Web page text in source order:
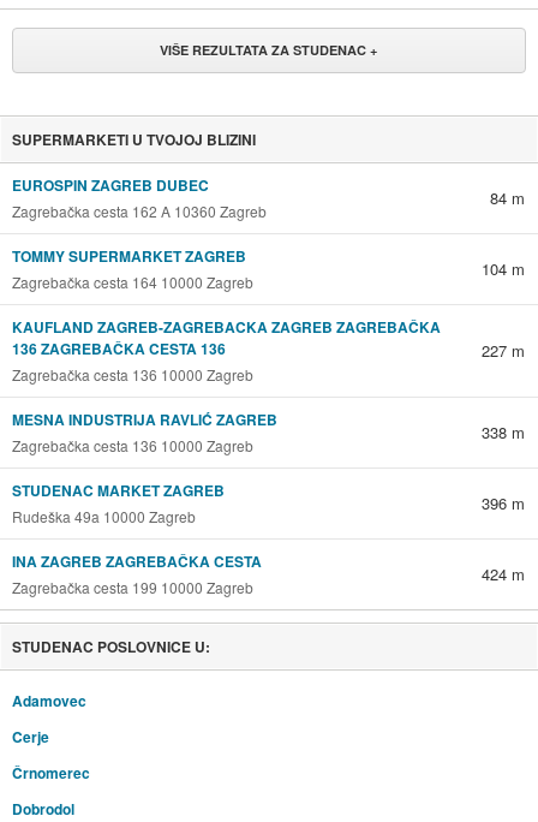
VIŠE REZULTATA ZA STUDENAC +
SUPERMARKETI U TVOJOJ BLIZINI
EUROSPIN ZAGREB DUBEC
Zagrebačka cesta 162 A 10360 Zagreb
84 m
TOMMY SUPERMARKET ZAGREB
Zagrebačka cesta 164 10000 Zagreb
104 m
KAUFLAND ZAGREB-ZAGREBACKA ZAGREB ZAGREBAČKA
136 ZAGREBAČKA CESTA 136
Zagrebačka cesta 136 10000 Zagreb
227 m
MESNA INDUSTRIJA RAVLIĆ ZAGREB
Zagrebačka cesta 136 10000 Zagreb
338 m
STUDENAC MARKET ZAGREB
Rudeška 49a 10000 Zagreb
396 m
INA ZAGREB ZAGREBAČKA CESTA
Zagrebačka cesta 199 10000 Zagreb
424 m
STUDENAC POSLOVNICE U:
Adamovec
Cerje
Črnomerec
Dobrodol